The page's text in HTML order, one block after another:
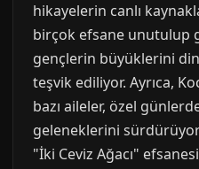
hikayelerin canlı
birçok efsane unutulup
gençlerin büyüklerini
teşvik ediliyor. Ayrıca,
bazı aileler, özel
geleneklerini
"İki Ceviz Ağacı"